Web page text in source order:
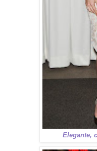
Elegante,